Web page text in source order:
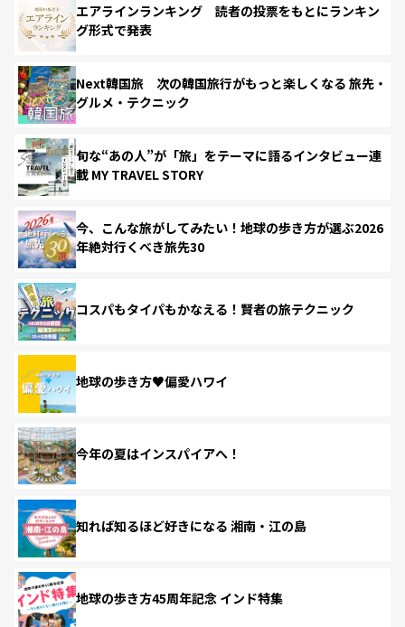
エアラインランキング 読者の投票をもとにランキン
グ形式で発表
Next韓国旅 次の韓国旅行がもっと楽しくなる 旅先・
グルメ・テクニック
旬な“あの人”が「旅」をテーマに語るインタビュー連
載 MY TRAVEL STORY
今、こんな旅がしてみたい！地球の歩き方が選ぶ2026
年絶対行くべき旅先30
コスパもタイパもかなえる！賢者の旅テクニック
地球の歩き方♥偏愛ハワイ
今年の夏はインスパイアへ！
知れば知るほど好きになる 湘南・江の島
地球の歩き方45周年記念 インド特集